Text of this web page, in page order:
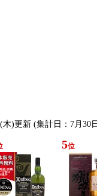
木)更新 (集計日：7月30
5位